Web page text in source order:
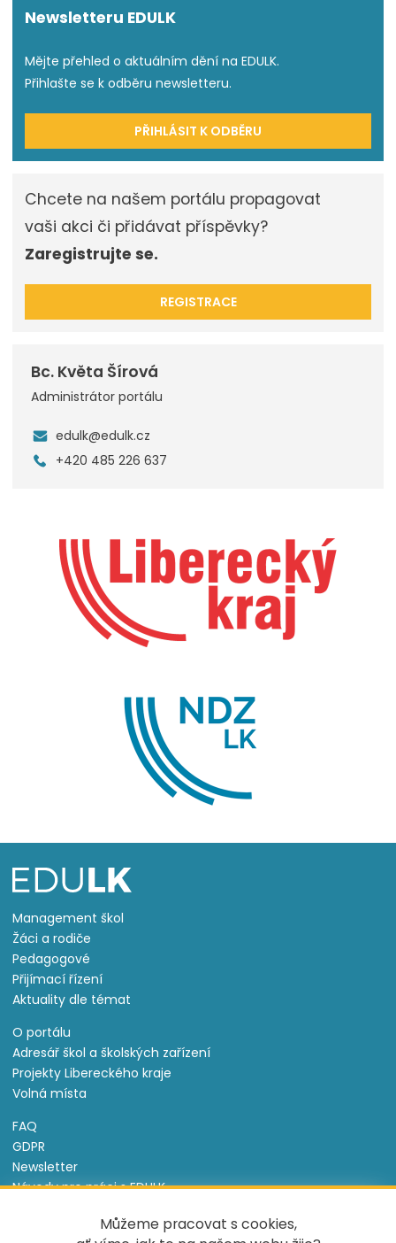
Můžeme pracovat s cookies,
Newsletteru EDULK
Mějte přehled o aktuálním dění na EDULK.
Přihlašte se k odběru newsletteru.
PŘIHLÁSIT K ODBĚRU
Chcete na našem portálu propagovat
vaši akci či přidávat příspěvky?
Zaregistrujte se.
REGISTRACE
Bc. Květa Šírová
Administrátor portálu
edulk@edulk.cz
+420 485 226 637
Management škol
Žáci a rodiče
Pedagogové
Přijímací řízení
Aktuality dle témat
O portálu
Adresář škol a školských zařízení
Projekty Libereckého kraje
Volná místa
FAQ
GDPR
Newsletter
Návody pro práci s EDULK
Nastavení cookies